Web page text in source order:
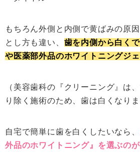
もちろん外側と内側で黄ばみの原
とし方も違い、 歯を内側から白く
や医薬部外品のホワイトニングジェ
（美容歯科の『クリーニング』は
り除く施術のため、歯は白くなりま
自宅で簡単に歯を白くしたいなら、
外品のホワイトニング』を選ぶのが